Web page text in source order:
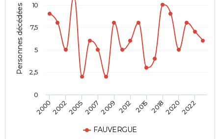
Personnes décédées
FAUVERGUE
20002002200520072009 2012 2015 201820202022
0
2,5
5
7,5
10